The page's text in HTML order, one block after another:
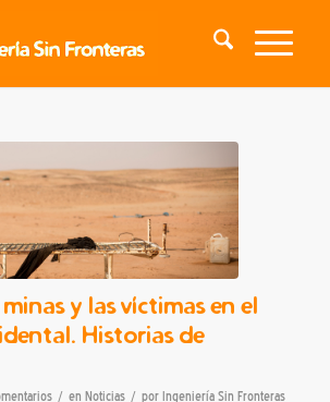
y las víctimas en el
Historias de
/ en Noticias / por Ingeniería Sin Fronteras